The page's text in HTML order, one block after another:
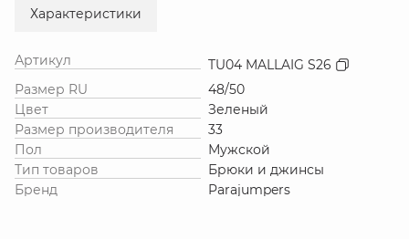
Характеристики
Артикул
TU04 MALLAIG S26
Размер RU
48/50
Цвет
Зеленый
Размер производителя
33
Пол
Мужской
Тип товаров
Брюки и джинсы
Бренд
Parajumpers